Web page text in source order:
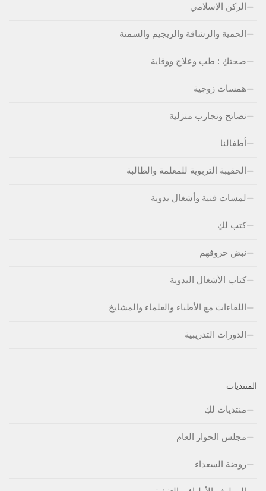
الركن الإسلامي
الحمية والرشاقة والريجيم والسمنة
صحتكِ : طب وعلاج ووقاية
همسات زوجية
نصائح وتجارب منزلية
أطفالنا
الحقيبة التربوية للمعلمة والطالبة
لمسات فنية وأشغال يدوية
كتب لكِ
نبض حروفهم
كتاب الأشغال اليدوية
اللقاءات مع الأطباء والعلماء والمشايخ
الدورات التدريبية
المنتديات
منتديات لكِ
مجلس الحوار العام
روضة السعداء